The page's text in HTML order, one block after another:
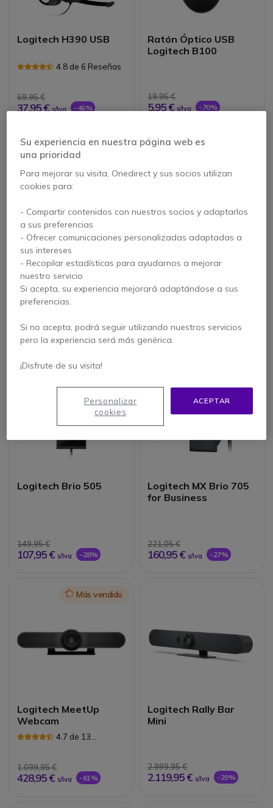
Logitech H390 USB
4.8 de 6 Reseñas
69,95 €
37,95 € s/Iva -46%
Ratón Óptico USB
Logitech B100
19,95 €
5,95 € s/Iva -70%
Logitech Zone 305 UC
78,95 € s/Iva -21%
Logitech Mouse M171
8,95 € s/Iva -47%
Logitech Brio 505
149,95 €
107,95 € s/Iva -28%
Logitech MX Brio 705
for Business
221,05 €
160,95 € s/Iva -27%
IconMás vendido
Logitech MeetUp
Webcam
4.7 de 13
1.099,95 €
428,95 € s/Iva -61%
Logitech Rally Bar
Mini
2.999,95 €
2.119,95 € s/Iva -29%
Su experiencia en nuestra página web es
una prioridad
Para mejorar su visita, Onedirect y sus socios utilizan
cookies para:
- Compartir contenidos con nuestros socios y adaptarlos
a sus preferencias
- Ofrecer comunicaciones personalizadas adaptadas a
sus intereses
- Recopilar estadísticas para ayudarnos a mejorar
nuestro servicio
Si acepta, su experiencia mejorará adaptándose a sus
preferencias.
Si no acepta, podrá seguir utilizando nuestros servicios
pero la experiencia será más genérica.
¡Disfrute de su visita!
ACEPTAR
Personalizar
cookies